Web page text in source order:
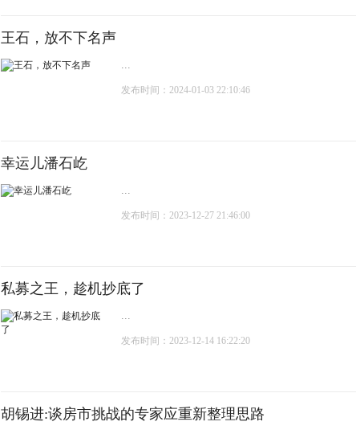
王石，放不下名声
...
发布时间：2024-01-03 22:10:46
幸运儿潘石屹
...
发布时间：2023-12-27 21:46:00
私募之王，趁机抄底了
...
发布时间：2023-12-14 16:22:20
胡锡进:谈房市挑战的专家应重新整理思路